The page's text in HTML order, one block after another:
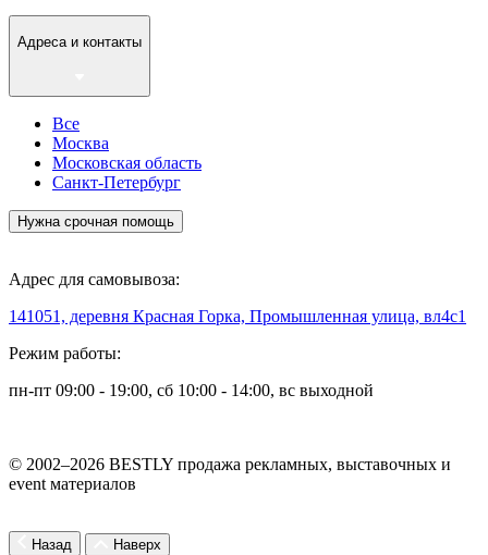
Адреса и контакты
Все
Москва
Московская область
Санкт-Петербург
Нужна срочная помощь
Адрес для самовывоза:
141051, деревня Красная Горка, Промышленная улица, вл4с1
Режим работы:
пн-пт 09:00 - 19:00, сб 10:00 - 14:00, вс выходной
© 2002–2026 BESTLY продажа рекламных, выставочных и
event материалов
Назад Наверх